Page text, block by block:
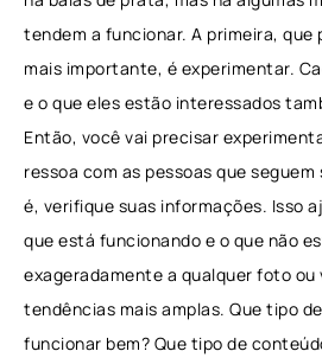
tendem a funcionar. A primeira, que
mais importante, é experimentar.
e o que eles estão interessados
Então, você vai precisar
ressoa com as pessoas que
é, verifique suas informações. Isso
que está funcionando e o que não
exageradamente a qualquer foto ou
tendências mais amplas. Que tipo
funcionar bem? Que tipo de